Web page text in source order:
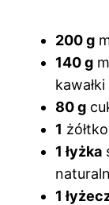
200 g
140 g
kawałki
80 g
1 żółtko
1 łyżka
1